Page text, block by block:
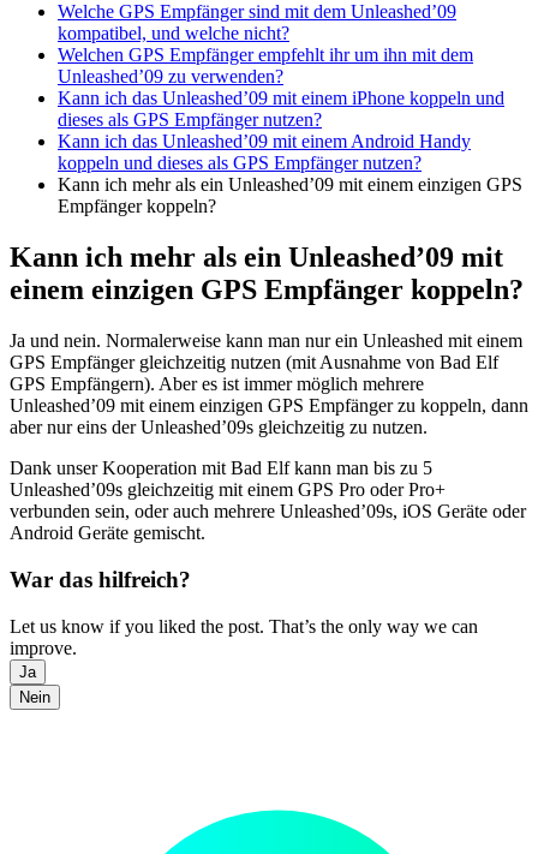
Welche GPS Empfänger sind mit dem Unleashed’09
kompatibel, und welche nicht?
Welchen GPS Empfänger empfehlt ihr um ihn mit dem
Unleashed’09 zu verwenden?
Kann ich das Unleashed’09 mit einem iPhone koppeln und
dieses als GPS Empfänger nutzen?
Kann ich das Unleashed’09 mit einem Android Handy
koppeln und dieses als GPS Empfänger nutzen?
Kann ich mehr als ein Unleashed’09 mit einem einzigen GPS
Empfänger koppeln?
Kann ich mehr als ein Unleashed’09 mit
einem einzigen GPS Empfänger koppeln?
Ja und nein. Normalerweise kann man nur ein Unleashed mit einem
GPS Empfänger gleichzeitig nutzen (mit Ausnahme von Bad Elf
GPS Empfängern). Aber es ist immer möglich mehrere
Unleashed’09 mit einem einzigen GPS Empfänger zu koppeln, dann
aber nur eins der Unleashed’09s gleichzeitig zu nutzen.
Dank unser Kooperation mit Bad Elf kann man bis zu 5
Unleashed’09s gleichzeitig mit einem GPS Pro oder Pro+
verbunden sein, oder auch mehrere Unleashed’09s, iOS Geräte oder
Android Geräte gemischt.
War das hilfreich?
Let us know if you liked the post. That’s the only way we can
improve.
Ja
Nein